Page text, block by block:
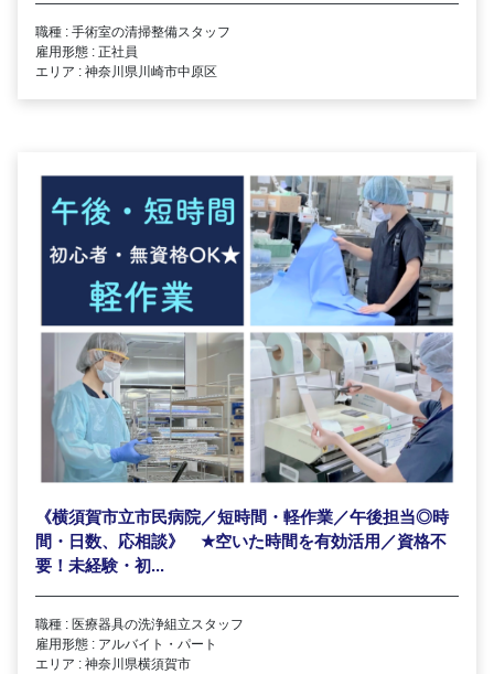
職種 : 手術室の清掃整備スタッフ
雇用形態 : 正社員
エリア : 神奈川県川崎市中原区
《横須賀市立市民病院／短時間・軽作業／午後担当◎時
間・日数、応相談》 ★空いた時間を有効活用／資格不
要！未経験・初...
職種 : 医療器具の洗浄組立スタッフ
雇用形態 : アルバイト・パート
エリア : 神奈川県横須賀市